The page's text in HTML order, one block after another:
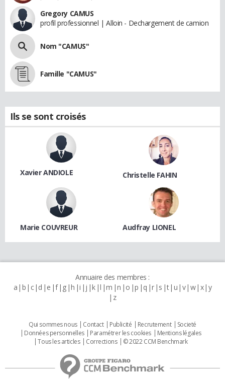
Gregory CAMUS
profil professionnel | Alloin - Dechargement de camion
Nom "CAMUS"
Famille "CAMUS"
Ils se sont croisés
Xavier ANDIOLE Christelle FAHIN
Marie COUVREUR Audfray LIONEL
Annuaire des membres :
a b c d e f g h i j k l m n o p q r s t u v w x y
z
Qui sommes nous Contact Publicité Recrutement
Societé
Données personnelles
Paramétrer les cookies
Mentions légales
Tous les articles
Corrections © 2022 CCM Benchmark